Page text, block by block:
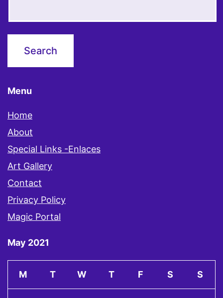
Menu
Home
About
Special Links -Enlaces
Art Gallery
Contact
Privacy Policy
Magic Portal
May 2021
M T W T F S S